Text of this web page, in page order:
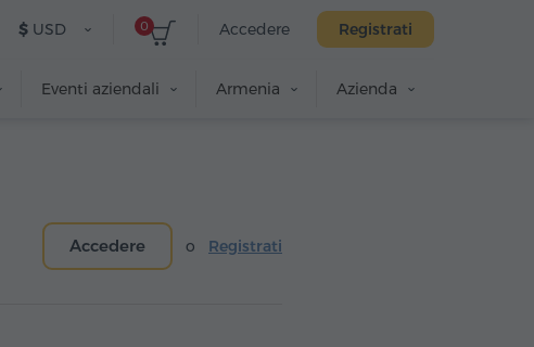
Accedere Registrati
0
$ USD
Eventi aziendali Armenia Azienda
Accedere o Registrati